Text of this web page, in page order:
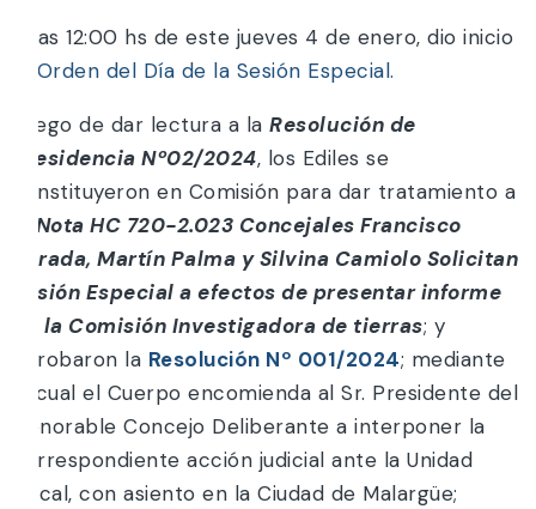
A las 12:00 hs de este jueves 4 de enero, dio inicio
Orden del Día de la Sesión Especial.
Luego de dar lectura a la Resolución de
Presidencia Nº02/2024, los Ediles se
constituyeron en Comisión para dar tratamiento a
Nota HC 720-2.023 Concejales Francisco
Parada, Martín Palma y Silvina Camiolo Solicitan
Sesión Especial a efectos de presentar informe
de la Comisión Investigadora de tierras; y
aprobaron la Resolución Nº 001/2024; mediante
la cual el Cuerpo encomienda al Sr. Presidente del
Honorable Concejo Deliberante a interponer la
correspondiente acción judicial ante la Unidad
Fiscal, con asiento en la Ciudad de Malargüe;